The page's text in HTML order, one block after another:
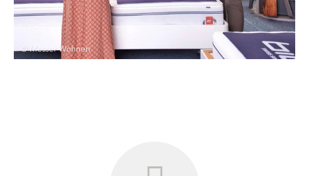
© Messer Wohnen